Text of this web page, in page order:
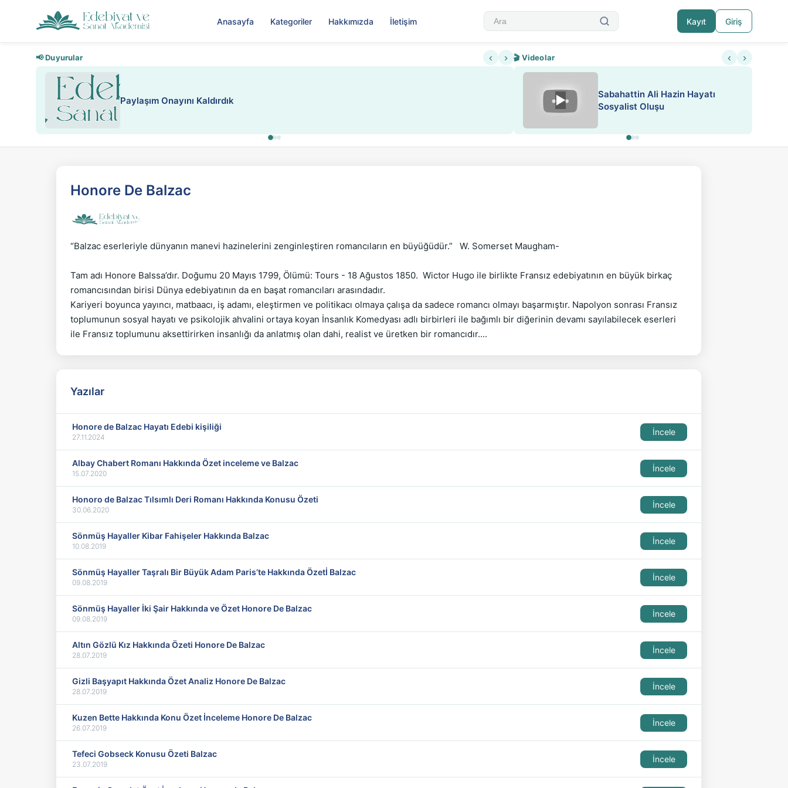
Anasayfa Kategoriler Hakkımızda İletişim Kayıt Giriş
📢 Duyurular ‹ ›
Paylaşım Onayını Kaldırdık Nadir içeriklere kısıtlama ve kredi sistemi
🎬 Videolar ‹ ›
▶
Sabahattin Ali Hazin Hayatı
Sosyalist Oluşu
Honore De Balzac
“Balzac eserleriyle dünyanın manevi hazinelerini zenginleştiren romancıların en büyüğüdür.”   W. Somerset Maugham-
Tam adı Honore Balssa’dır. Doğumu 20 Mayıs 1799, Ölümü: Tours - 18 Ağustos 1850.  Wictor Hugo ile birlikte Fransız edebiyatının en büyük birkaç
romancısından birisi Dünya edebiyatının da en başat romancıları arasındadır.
Kariyeri boyunca yayıncı, matbaacı, iş adamı, eleştirmen ve politikacı olmaya çalışa da sadece romancı olmayı başarmıştır. Napolyon sonrası Fransız
toplumunun sosyal hayatı ve psikolojik ahvalini ortaya koyan İnsanlık Komedyası adlı birbirleri ile bağımlı bir diğerinin devamı sayılabilecek eserleri
ile Fransız toplumunu aksettirirken insanlığı da anlatmış olan dahi, realist ve üretken bir romancıdır....
Yazılar
Honore de Balzac Hayatı Edebi kişiliği
27.11.2024
İncele
Albay Chabert Romanı Hakkında Özet inceleme ve Balzac
15.07.2020
İncele
Honoro de Balzac Tılsımlı Deri Romanı Hakkında Konusu Özeti
30.06.2020
İncele
Sönmüş Hayaller Kibar Fahişeler Hakkında Balzac
10.08.2019
İncele
Sönmüş Hayaller Taşralı Bir Büyük Adam Paris’te Hakkında Özetİ Balzac
09.08.2019
İncele
Sönmüş Hayaller İki Şair Hakkında ve Özet Honore De Balzac
09.08.2019
İncele
Altın Gözlü Kız Hakkında Özeti Honore De Balzac
28.07.2019
İncele
Gizli Başyapıt Hakkında Özet Analiz Honore De Balzac
28.07.2019
İncele
Kuzen Bette Hakkında Konu Özet İnceleme Honore De Balzac
26.07.2019
İncele
Tefeci Gobseck Konusu Özeti Balzac
23.07.2019
İncele